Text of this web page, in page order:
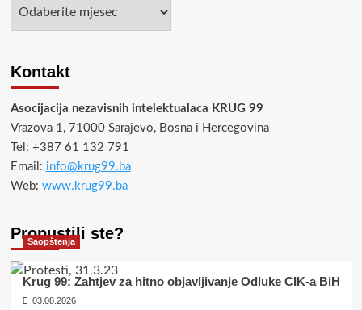
Kontakt
Asocijacija nezavisnih intelektualaca KRUG 99
Vrazova 1, 71000 Sarajevo, Bosna i Hercegovina
Tel: +387 61 132 791
Email: info@krug99.ba
Web: www.krug99.ba
Propustili ste?
Saopštenja
Krug 99: Zahtjev za hitno objavljivanje Odluke CIK-a BiH
03.08.2026